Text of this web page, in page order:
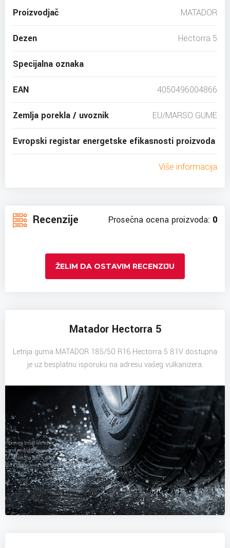
Proizvodjač MATADOR
Dezen Hectorra 5
Specijalna oznaka
EAN 4050496004866
Zemlja porekla / uvoznik EU/MARSO GUME
Evropski registar energetske efikasnosti proizvoda
Više informacija
Recenzije Prosečna ocena proizvoda: 0
ŽELIM DA OSTAVIM RECENZIJU
Matador Hectorra 5
Letnja guma MATADOR 185/50 R16 Hectorra 5 81V dostupna
je uz besplatnu isporuku na adresu vašeg vulkanizera.